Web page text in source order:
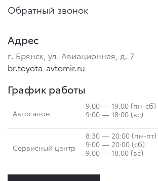
Адрес
г. Брянск, ул. Авиационная, д. 7
br.toyota-avtomir.ru
График работы
Автосалон
9:00 — 19:00 (пн-сб)
9:00 — 18:00 (вс)
Сервисный центр
8:30 — 20:00 (пн-пт)
9:00 — 20:00 (сб)
9:00 — 18:00 (вс)
Обратный звонок